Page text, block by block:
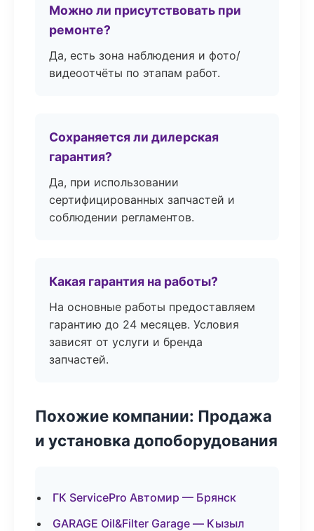
Можно ли присутствовать при
ремонте?
Да, есть зона наблюдения и фото/
видеоотчёты по этапам работ.
Сохраняется ли дилерская
гарантия?
Да, при использовании
сертифицированных запчастей и
соблюдении регламентов.
Какая гарантия на работы?
На основные работы предоставляем
гарантию до 24 месяцев. Условия
зависят от услуги и бренда
запчастей.
Похожие компании: Продажа
и установка допоборудования
ГК ServicePro Автомир — Брянск
GARAGE Oil&Filter Garage — Кызыл